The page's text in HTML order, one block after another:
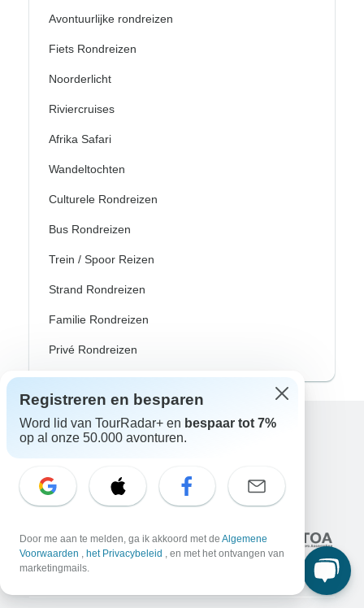
Avontuurlijke rondreizen
Fiets Rondreizen
Noorderlicht
Riviercruises
Afrika Safari
Wandeltochten
Culturele Rondreizen
Bus Rondreizen
Trein / Spoor Reizen
Strand Rondreizen
Familie Rondreizen
Privé Rondreizen
Excellent
Geassocieerd met
Registreren en besparen
Word lid van TourRadar+ en bespaar tot 7%
op al onze 50.000 avonturen.
Door me aan te melden, ga ik akkoord met de Algemene
Voorwaarden , het Privacybeleid , en met het ontvangen van
marketingmails.